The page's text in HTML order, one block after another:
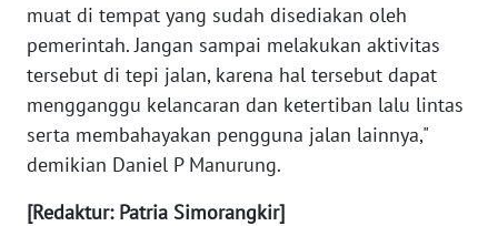
muat di tempat yang sudah disediakan oleh
pemerintah. Jangan sampai melakukan aktivitas
tersebut di tepi jalan, karena hal tersebut dapat
mengganggu kelancaran dan ketertiban lalu lintas
serta membahayakan pengguna jalan lainnya,"
demikian Daniel P Manurung.
[Redaktur: Patria Simorangkir]
WN
SULTENG
SULBAR
WN